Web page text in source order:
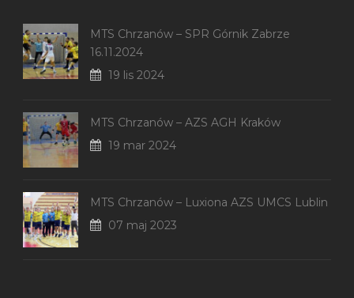
MTS Chrzanów – SPR Górnik Zabrze
16.11.2024
19 lis 2024
MTS Chrzanów – AZS AGH Kraków
19 mar 2024
MTS Chrzanów – Luxiona AZS UMCS Lublin
07 maj 2023